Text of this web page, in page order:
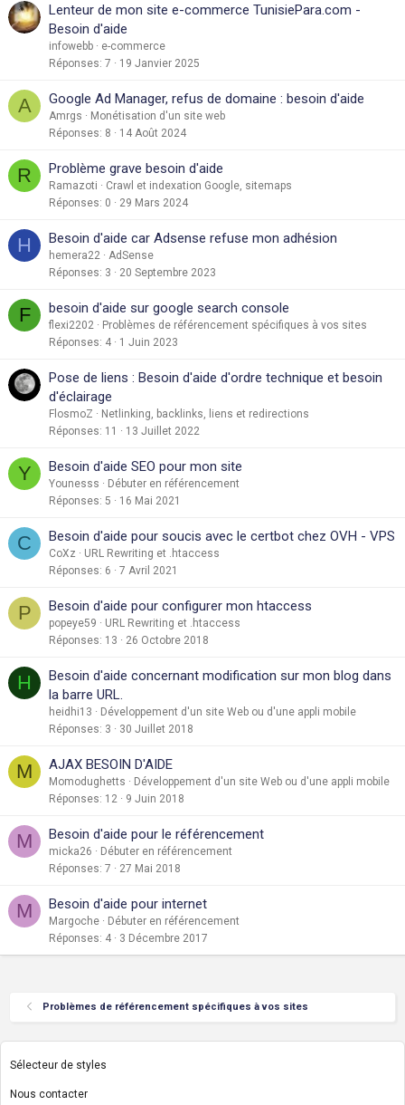
Lenteur de mon site e-commerce TunisiePara.com -
Besoin d'aide
infowebb
e-commerce
Réponses 7 19 Janvier 2025
A Google Ad Manager, refus de domaine : besoin d'aide
Amrgs
Monétisation d'un site web
Réponses 8 14 Août 2024
R Problème grave besoin d'aide
Ramazoti
Crawl et indexation Google, sitemaps
Réponses 0 29 Mars 2024
H Besoin d'aide car Adsense refuse mon adhésion
hemera22
AdSense
Réponses 3 20 Septembre 2023
F besoin d'aide sur google search console
flexi2202
Problèmes de référencement spécifiques à vos sites
Réponses 4 1 Juin 2023
Pose de liens : Besoin d'aide d'ordre technique et besoin
d'éclairage
FlosmoZ
Netlinking, backlinks, liens et redirections
Réponses 11 13 Juillet 2022
Y Besoin d'aide SEO pour mon site
Younesss
Débuter en référencement
Réponses 5 16 Mai 2021
C Besoin d'aide pour soucis avec le certbot chez OVH - VPS
CoXz
URL Rewriting et .htaccess
Réponses 6 7 Avril 2021
P Besoin d'aide pour configurer mon htaccess
popeye59
URL Rewriting et .htaccess
Réponses 13 26 Octobre 2018
H
Besoin d'aide concernant modification sur mon blog dans
la barre URL.
heidhi13
Développement d'un site Web ou d'une appli mobile
Réponses 3 30 Juillet 2018
M AJAX BESOIN D'AIDE
Momodughetts
Développement d'un site Web ou d'une appli mobile
Réponses 12 9 Juin 2018
M Besoin d'aide pour le référencement
micka26
Débuter en référencement
Réponses 7 27 Mai 2018
M Besoin d'aide pour internet
Margoche
Débuter en référencement
Réponses 4 3 Décembre 2017
Problèmes de référencement spécifiques à vos sites
Sélecteur de styles
Nous contacter